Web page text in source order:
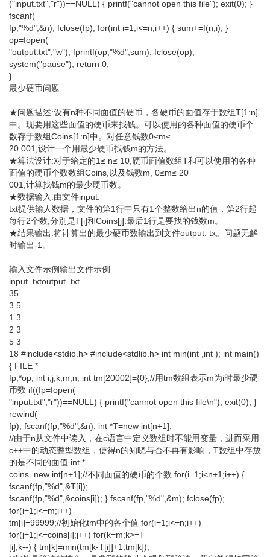
("input.txt","r"))==NULL) { printf("cannot open this file"); exit(0); }
fscanf(
fp,"%d",&n); fclose(fp); for(int i=1;i<=n;i++) { sum+=f(n,i); }
op=fopen(
"output.txt","w"); fprintf(op,"%d",sum); fclose(op);
system("pause"); return 0;
}
最少硬币问题
★问题描述:设有n种不同面值的硬币，各硬币的面值存于数组T[1:n]
中。现要用这些面值的硬币来找钱。可以使用的各种面值的硬币个
数存于数组Coins[1:n]中。对任意钱数0≤m≤
20 001,设计一个用最少硬币找钱m的方法。
★算法设计:对于给定的1≤ n≤ 10,硬币面值数组T和可以使用的各种
面值的硬币个数数组Coins,以及钱数m, 0≤m≤ 20
001,计算找钱m的最少硬币数。
★数据输入:由文件input.
txt提供输人数据，文件的第1行中只有1个整数给出n的值，第2行起
每行2个数,分别是T[i]和Coins[j].最后1行是要找的钱数m。
★结果输出:将计算出的最少硬币数输出到文件output. tx。问题无解
时输出-1。
输入文件示例输出文件示例
input. txtoutput. txt
35
3 5
1 3
2 3
5 3
18 #include<stdio.h> #include<stdlib.h> int min(int ,int ); int main()
{ FILE *
fp,*op; int i,j,k,m,n; int tm[20002]={0};//用tm数组表示m为i时最少硬
币数 if((fp=fopen(
"input.txt","r"))==NULL) { printf("cannot open this file\n"); exit(0); }
rewind(
fp); fscanf(fp,"%d",&n); int *T=new int[n+1];
//由于n从文件中读入，在c语言中定义数组时不能用变量，进而采用
c++中的动态整型数组，使得n的知晓与否不再有影响，T数组中存放
的是不同的面值 int *
coins=new int[n+1];//不同面值的硬币的个数 for(i=1;i<n+1;i++) {
fscanf(fp,"%d",&T[i]);
fscanf(fp,"%d",&coins[i]); } fscanf(fp,"%d",&m); fclose(fp);
for(i=1;i<=m;i++)
tm[i]=99999;//初始化tm中的各个值 for(i=1;i<=n;i++)
for(j=1;j<=coins[i];j++) for(k=m;k>=T
[i];k--) { tm[k]=min(tm[k-T[i]]+1,tm[k]);